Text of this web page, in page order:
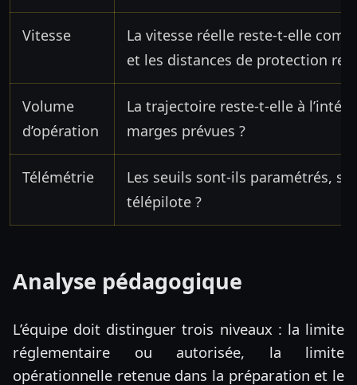
Vitesse
La vitesse réelle reste-t-elle
et les distances de protection
Volume
d’opération
La trajectoire reste-t-elle à
marges prévues ?
Télémétrie
Les seuils sont-ils paramétrés,
télépilote ?
Analyse pédagogique
L’équipe doit distinguer trois niveaux : la limite
réglementaire ou autorisée, la limite
opérationnelle retenue dans la préparation et le